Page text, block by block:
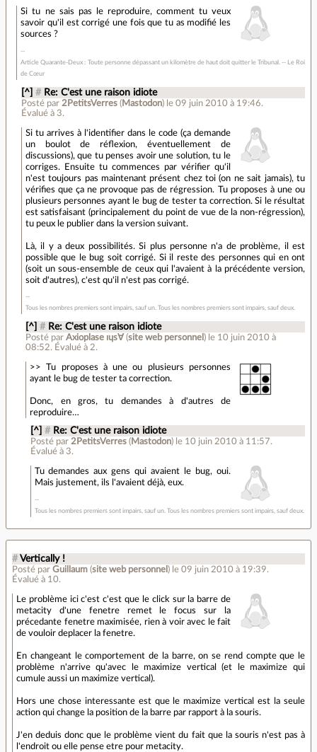
Si tu ne sais pas le reproduire, comment tu veux
savoir qu'il est corrigé une fois que tu as modifié les
sources ?
Article Quarante-Deux : Toute personne dépassant un kilomètre de haut doit quitter le Tribunal. -- Le Roi
de Cœur
[^] # Re: C'est une raison idiote
Posté par 2PetitsVerres(Mastodon) le 09 juin 2010 à 19:46.
Évalué à 3.
Si tu arrives à l'identifier dans le code (ça demande
un boulot de réflexion, éventuellement de
discussions), que tu penses avoir une solution, tu le
corriges. Ensuite tu commences par vérifier qu'il
n'est toujours pas maintenant présent chez toi (on ne sait jamais), tu
vérifies que ça ne provoque pas de régression. Tu proposes à une ou
plusieurs personnes ayant le bug de tester ta correction. Si le résultat
est satisfaisant (principalement du point de vue de la non-régression),
tu peux le publier dans la version suivant.
Là, il y a deux possibilités. Si plus personne n'a de problème, il est
possible que le bug soit corrigé. Si il reste des personnes qui en ont
(soit un sous-ensemble de ceux qui l'avaient à la précédente version,
soit d'autres), c'est qu'il n'est pas corrigé.
Tous les nombres premiers sont impairs, sauf un. Tous les nombres premiers sont impairs, sauf deux.
[^] # Re: C'est une raison idiote
Posté parAxioplase ıɥs∀ (site web personnel ) le 10 juin 2010 à
08:52. Évalué à2.
>> Tu proposes à une ou plusieurs personnes
ayant le bug de tester ta correction.
Donc, en gros, tu demandes à d'autres de
reproduire…
[^] # Re: C'est une raison idiote
Posté par 2PetitsVerres( Mastodon) le 10 juin 2010 à 11:57.
Évalué à 3.
Tu demandes aux gens qui avaient le bug, oui.
Mais justement, ils l'avaient déjà, eux.
Tous les nombres premiers sont impairs, sauf un. Tous les nombres premiers sont impairs, sauf deux.
# Vertically !
Posté par Guillaum (site web personnel ) le 09 juin 2010 à 19:39.
Évalué à 10.
Le problème ici c'est c'est que le click sur la barre de
metacity d'une fenetre remet le focus sur la
précedante fenetre maximisée, rien à voir avec le fait
de vouloir deplacer la fenetre.
En changeant le comportement de la barre, on se rend compte que le
problème n'arrive qu'avec le maximize vertical (et le maximize qui
cumule aussi un maximize vertical).
Hors une chose interessante est que le maximize vertical est la seule
action qui change la position de la barre par rapport à la souris.
J'en deduis donc que le problème vient du fait que la souris n'est pas à
l'endroit ou elle pense etre pour metacity.